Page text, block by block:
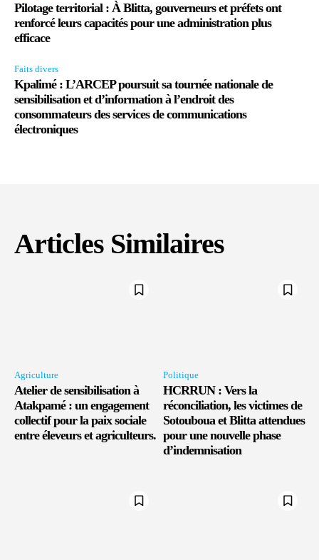
Pilotage territorial : À Blitta, gouverneurs et préfets ont
renforcé leurs capacités pour une administration plus
efficace
Faits divers
Kpalimé : L’ARCEP poursuit sa tournée nationale de
sensibilisation et d’information à l’endroit des
consommateurs des services de communications
électroniques
Articles Similaires
Agriculture
Atelier de sensibilisation à
Atakpamé : un engagement
collectif pour la paix sociale
entre éleveurs et agriculteurs.
Politique
HCRRUN : Vers la
réconciliation, les victimes de
Sotouboua et Blitta attendues
pour une nouvelle phase
d’indemnisation